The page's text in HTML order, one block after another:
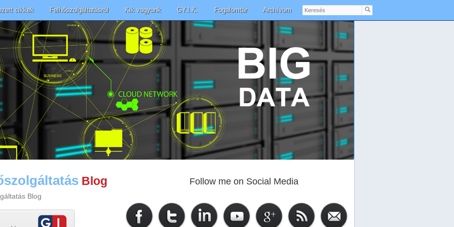
cikkek Felhőszolgáltatásról Kik vagyunk GY.I.K. Fogalomtár Archívum
Keresés
Blog
Blog
Follow me on Social Media